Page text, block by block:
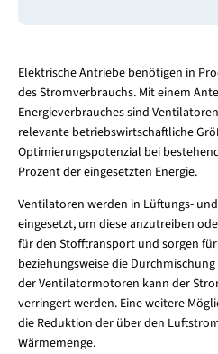
Elektrische Antriebe benötigen in
des Stromverbrauchs. Mit einem
Energieverbrauches sind
relevante betriebswirtschaftliche
Optimierungspotenzial bei
Prozent der eingesetzten Energie.
Ventilatoren werden in Lüftungs-
eingesetzt, um diese anzutreiben
für den Stofftransport und sorgen
beziehungsweise die
der Ventilatormotoren kann der
verringert werden. Eine weitere
die Reduktion der über den
Wärmemenge.